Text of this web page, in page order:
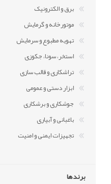
برق و الکترونیک
موتورخانه و گرمایش
تهویه مطبوع و سرمایش
استخر، سونا، جکوزی
تراشکاری و قالب سازی
ابزار دستی و عمومی
جوشکاری و برشکاری
باغبانی و آبیاری
تجهیزات ایمنی و امنیت
برندها